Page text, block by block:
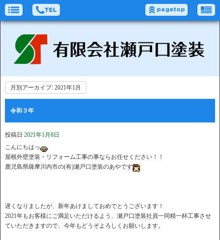
月別アーカイブ: 2021年1月
令和３年
投稿日 2021年1月8日
こんにちはっ
屋根外壁塗装・リフォーム工事の事ならお任せください！！
鹿児島県薩摩川内市の(有)瀬戸口塗装のあやです
遅くなりましたが、新年あけましておめでとうございます！
2021年もお客様にご満足いただけるよう、瀬戸口塗装社員一同精一杯工事させ
ていただきますので、今年もどうぞよろしくお願いします。